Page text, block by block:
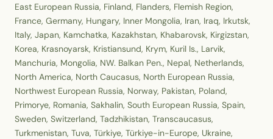
East European Russia, Finland, Flanders, Flemish Region,
France, Germany, Hungary, Inner Mongolia, Iran, Iraq, Irkutsk,
Italy, Japan, Kamchatka, Kazakhstan, Khabarovsk, Kirgizstan,
Korea, Krasnoyarsk, Kristiansund, Krym, Kuril Is., Larvik,
Manchuria, Mongolia, NW. Balkan Pen., Nepal, Netherlands,
North America, North Caucasus, North European Russia,
Northwest European Russia, Norway, Pakistan, Poland,
Primorye, Romania, Sakhalin, South European Russia, Spain,
Sweden, Switzerland, Tadzhikistan, Transcaucasus,
Turkmenistan, Tuva, Türkiye, Türkiye-in-Europe, Ukraine,